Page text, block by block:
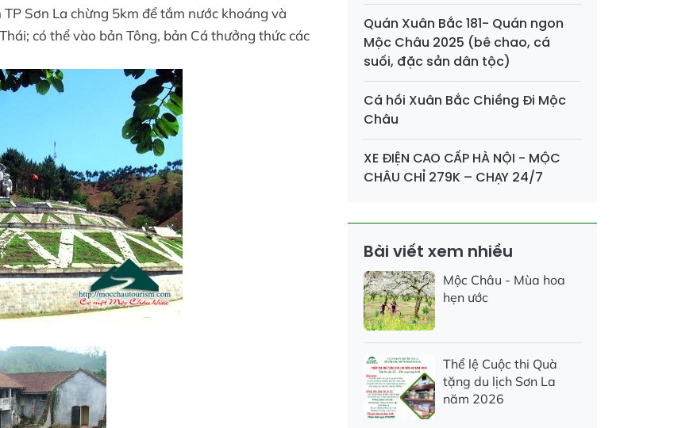
Sơn La chừng 5km để tắm nước khoáng và
có thể vào bản Tông, bản Cá thưởng thức các
Quán Xuân Bắc 181- Quán ngon
Mộc Châu 2025 (bê chao, cá
suối, đặc sản dân tộc)
Cá hồi Xuân Bắc Chiềng Đi Mộc
Châu
XE ĐIỆN CAO CẤP HÀ NỘI - MỘC
CHÂU CHỈ 279K – CHẠY 24/7
Bài viết xem nhiều
Mộc Châu - Mùa hoa
hẹn ước
Thể lệ Cuộc thi Quà
tặng du lịch Sơn La
năm 2026